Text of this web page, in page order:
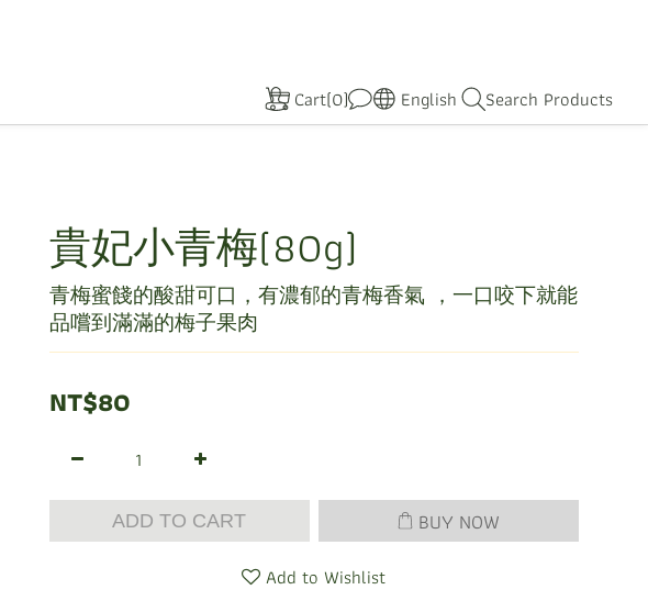
Cart(0) English Search Products
貴妃小青梅(80g)
青梅蜜餞的酸甜可口，有濃郁的青梅香氣 ，一口咬下就能
品嚐到滿滿的梅子果肉
NT$80
ADD TO CART BUY NOW
Add to Wishlist